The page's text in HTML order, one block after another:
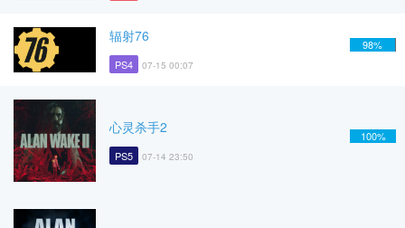
辐射76
PS4 07-15 00:07
98%
心灵杀手2
PS5 07-14 23:50
100%